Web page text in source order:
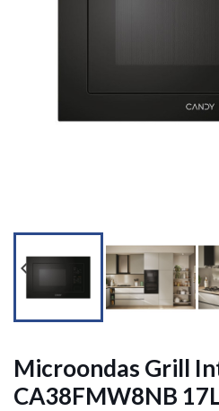

Microondas Grill
CA38FMW8NB